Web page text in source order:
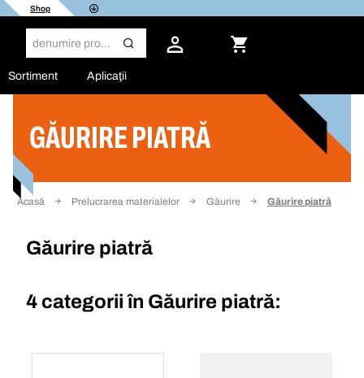
Shop
Sortiment Aplicaţii
GĂURIRE PIATRĂ
Acasă Prelucrarea materialelor Găurire Găurire piatră
Găurire piatră
4 categorii în Găurire piatră:
Filtru